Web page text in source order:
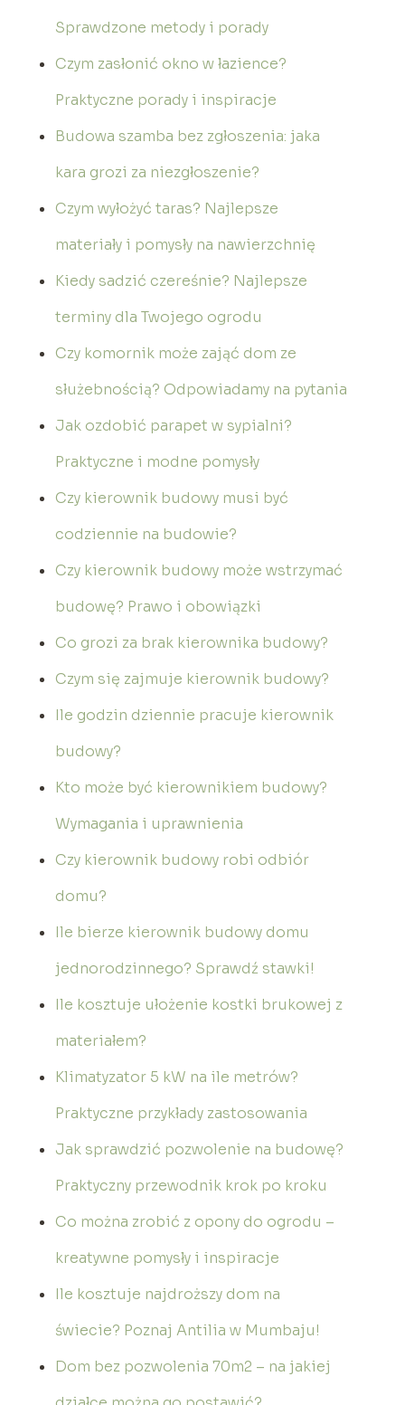
Sprawdzone metody i porady
Czym zasłonić okno w łazience?
Praktyczne porady i inspiracje
Budowa szamba bez zgłoszenia: jaka
kara grozi za niezgłoszenie?
Czym wyłożyć taras? Najlepsze
materiały i pomysły na nawierzchnię
Kiedy sadzić czereśnie? Najlepsze
terminy dla Twojego ogrodu
Czy komornik może zająć dom ze
służebnością? Odpowiadamy na pytania
Jak ozdobić parapet w sypialni?
Praktyczne i modne pomysły
Czy kierownik budowy musi być
codziennie na budowie?
Czy kierownik budowy może wstrzymać
budowę? Prawo i obowiązki
Co grozi za brak kierownika budowy?
Czym się zajmuje kierownik budowy?
Ile godzin dziennie pracuje kierownik
budowy?
Kto może być kierownikiem budowy?
Wymagania i uprawnienia
Czy kierownik budowy robi odbiór
domu?
Ile bierze kierownik budowy domu
jednorodzinnego? Sprawdź stawki!
Ile kosztuje ułożenie kostki brukowej z
materiałem?
Klimatyzator 5 kW na ile metrów?
Praktyczne przykłady zastosowania
Jak sprawdzić pozwolenie na budowę?
Praktyczny przewodnik krok po kroku
Co można zrobić z opony do ogrodu –
kreatywne pomysły i inspiracje
Ile kosztuje najdroższy dom na
świecie? Poznaj Antilia w Mumbaju!
Dom bez pozwolenia 70m2 – na jakiej